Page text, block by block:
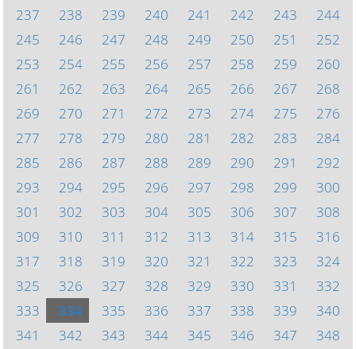
237
238 239 240 241 242 243
244
245
246 247 248 249 250 251
252
253
254 255 256 257 258 259
260
261
262 263 264 265 266 267
268
269
270 271 272 273 274 275
276
277
278 279 280 281 282 283
284
285
286 287 288 289 290 291
292
293
294 295 296 297 298 299
300
301
302 303 304 305 306 307
308
309
310 311 312 313 314 315
316
317
318 319 320 321 322 323
324
325
326 327 328 329 330 331
332
333
334 335 336 337 338 339
340
341
342 343 344 345 346 347 348